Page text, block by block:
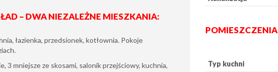
– DWA NIEZALEŻNE MIESZKANIA:
łazienka, przedsionek, kotłownia. Pokoje
3 mniejsze ze skosami, salonik przejściowy, kuchnia,
POMIESZCZENIA
Typ kuchni